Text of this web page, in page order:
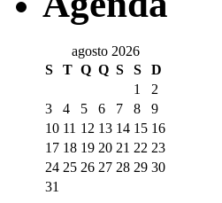
agosto 2026
S
T Q Q S S
D
1
2
3
4 5 6 7 8
9
10 11 12 13 14 15 16
17 18 19 20 21 22 23
24 25 26 27 28 29 30
31